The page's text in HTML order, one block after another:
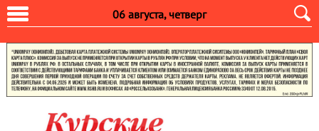
06 августа, четверг